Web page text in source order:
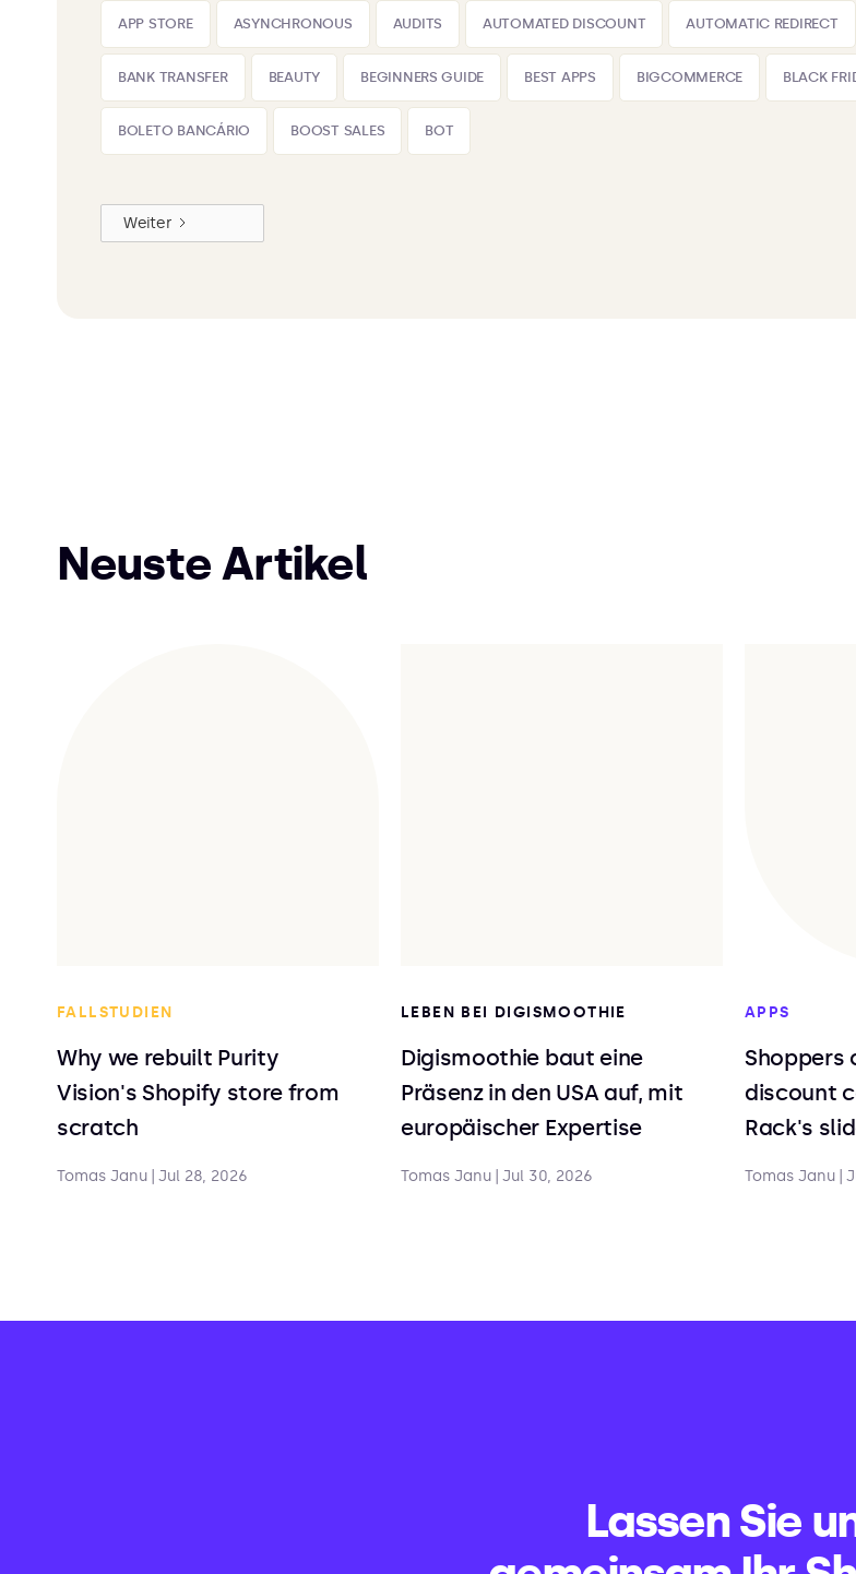
APP STORE ASYNCHRONOUS AUDITS AUTOMATED DISCOUNT AUTOMATIC REDIRECT
BANK TRANSFER BEAUTY BEGINNERS GUIDE BEST APPS BIGCOMMERCE BLACK
BOLETO BANCÁRIO BOOST SALES BOT
Weiter
Neuste Artikel
FALLSTUDIEN
Why we rebuilt Purity
Vision's Shopify store from
scratch
Tomas Janu Jul 28, 2026
LEBEN BEI DIGISMOOTHIE
Digismoothie baut eine
Präsenz in den USA auf, mit
europäischer Expertise
Tomas Janu Jul 30, 2026
APPS
Shoppers
discount
Rack's
Tomas Janu
Lassen Sie